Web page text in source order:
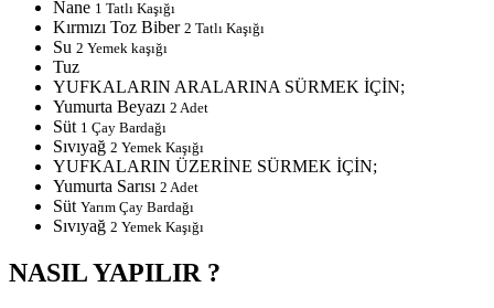
Nane 1 Tatlı Kaşığı
Kırmızı Toz Biber 2 Tatlı Kaşığı
Su 2 Yemek kaşığı
Tuz
YUFKALARIN ARALARINA SÜRMEK İÇİN;
Yumurta Beyazı 2 Adet
Süt 1 Çay Bardağı
Sıvıyağ 2 Yemek Kaşığı
YUFKALARIN ÜZERİNE SÜRMEK İÇİN;
Yumurta Sarısı 2 Adet
Süt Yarım Çay Bardağı
Sıvıyağ 2 Yemek Kaşığı
NASIL YAPILIR ?